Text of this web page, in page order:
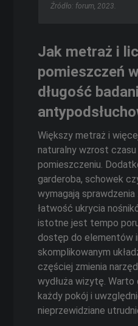
Źródło: forum, 2023.
Jak metraż i
pomieszczeń
długość
Większy metraż i
naturalny wzrost
pomieszczeniu.
garderoba, schowek
wymagają
łatwość ukrycia
istotne jest tempo
dostęp do elementów
skomplikowanym
częściej zmienia
wydłuża wizytę.
każdy pokój i
nieprzewidziane